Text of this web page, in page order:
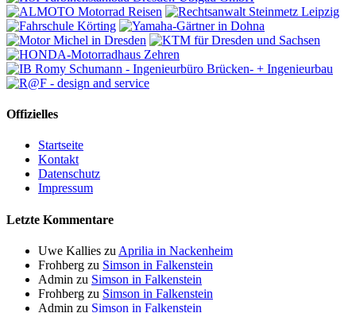
Offizielles
Startseite
Kontakt
Datenschutz
Impressum
Letzte Kommentare
Uwe Kallies zu Aprilia in Nackenheim
Frohberg zu Simson in Falkenstein
Admin zu Simson in Falkenstein
Frohberg zu Simson in Falkenstein
Admin zu Simson in Falkenstein